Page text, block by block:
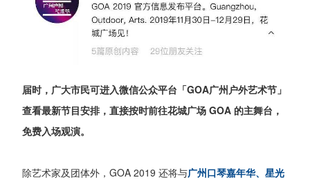
届时，广大市民可进入微信公众平台「GOA广州户外艺术节」
查看最新节目安排，直接按时前往花城广场 GOA 的主舞台，
免费入场观演。
除艺术家及团体外，GOA 2019 还将与广州口琴嘉年华、星光